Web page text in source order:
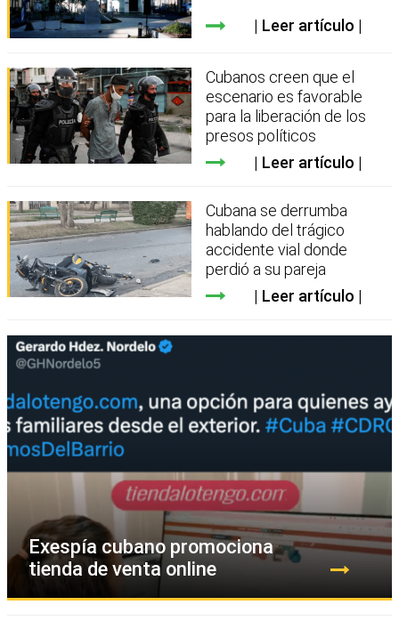
Leer artículo
Cubanos creen que el
escenario es favorable
para la liberación de los
presos políticos
Leer artículo
Cubana se derrumba
hablando del trágico
accidente vial donde
perdió a su pareja
Leer artículo
Exespía cubano promociona
tienda de venta online